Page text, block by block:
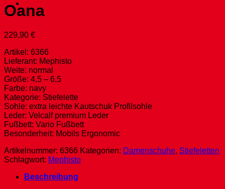
Oana
229,90 €
Artikel: 6366
Lieferant: Mephisto
Weite: normal
Größe: 4,5 – 6,5
Farbe: navy
Kategorie: Stiefelette
Sohle: extra leichte Kautschuk Profilsohle
Leder: Velcalf premium Leder
Fußbett: Vario Fußbett
Besonderheit: Mobils Ergonomic
Artikelnummer: 6366 Kategorien: Damenschuhe, Stiefeletten
Schlagwort: Mephisto
Beschreibung